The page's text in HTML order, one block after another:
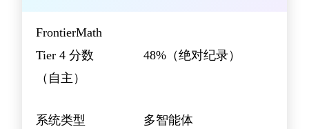
FrontierMath
Tier 4 分数
（自主）
48%（绝对纪录）
系统类型 多智能体